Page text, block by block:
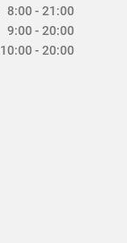
8:00 - 21:00
9:00 - 20:00
10:00 - 20:00